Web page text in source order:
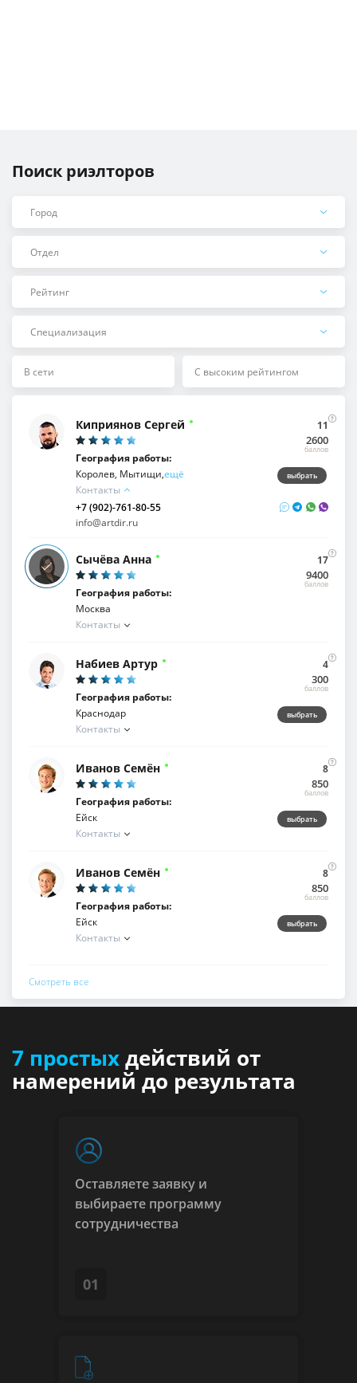
Поиск риэлторов
Город
Отдел
Рейтинг
Специализация
В сети С высоким рейтингом
Киприянов Сергей
География работы:
Королев, Мытищи, ещё
11
2600
баллов
выбрать
Контакты
+7 (902)-761-80-55
info@artdir.ru
Сычёва Анна
География работы:
Москва
17
9400
баллов
Контакты
Набиев Артур
География работы:
Краснодар
4
300
баллов
выбрать
Контакты
Иванов Семён
География работы:
Ейск
8
850
баллов
выбрать
Контакты
Иванов Семён
География работы:
Ейск
8
850
баллов
выбрать
Контакты
Смотреть все
7 простыхдействий от
намерений до результата
Оставляете заявку и
выбираете программу
сотрудничества
01
Вы можете отправить заявку через
форму на сайте, позвонить нам по
номеру 8(495)120-26-02, или